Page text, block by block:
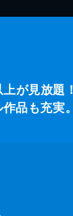
が見放題！
品も充実。